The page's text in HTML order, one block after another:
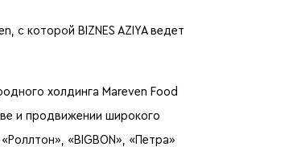
с которой BIZNES AZIYA ведет
холдинга Mareven Food
и продвижении широкого
«BIGBON», «Петра»